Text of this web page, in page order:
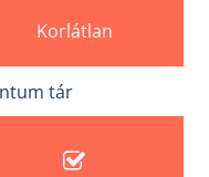
Korlátlan
tár